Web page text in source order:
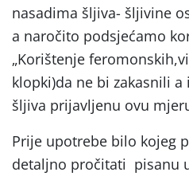
nasadima šljiva- šljivine
a naročito podsjećamo
„Korištenje
klopki)da ne bi zakasnili
šljiva prijavljenu ovu
Prije upotrebe bilo kojeg
detaljno pročitati pisanu